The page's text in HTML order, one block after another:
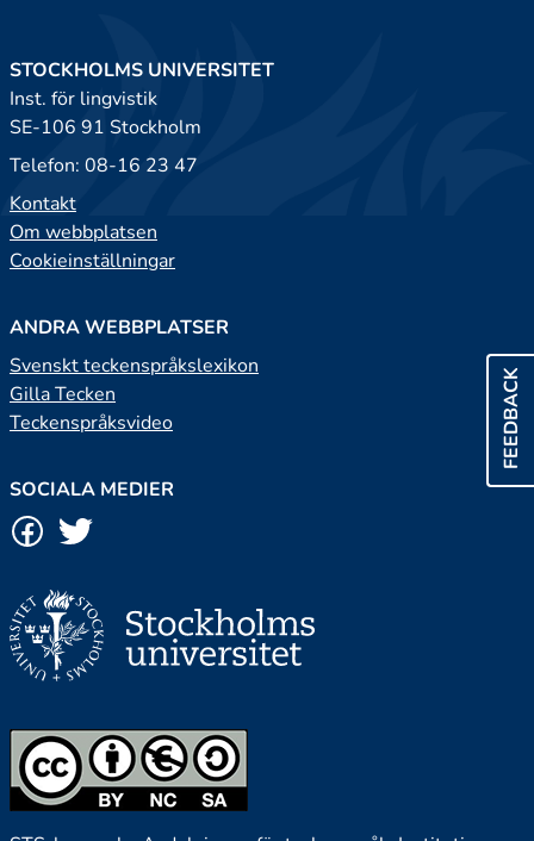
FEEDBACK
STOCKHOLMS UNIVERSITET
Inst. för lingvistik
SE-106 91 Stockholm
Telefon: 08-16 23 47
Kontakt
Om webbplatsen
Cookieinställningar
ANDRA WEBBPLATSER
Svenskt teckenspråkslexikon
Gilla Tecken
Teckenspråksvideo
SOCIALA MEDIER